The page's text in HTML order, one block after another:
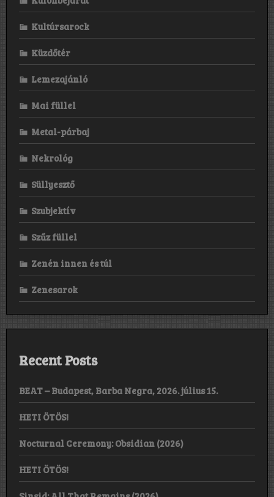
Kultúrsarock
Küzdőtér
Lemezajánló
Mai füllel
Metal-párbaj
Nekrológ
Süllyesztő
Szubjektív
Szűz füllel
Zenén innen és túl
Zenesarok
Recent Posts
BEAT – Budapest, Barba Negra, 2026. július 15.
HETI ÖTÖS!
Nocturnal Ceremony: Obsidian (2026)
HETI ÖTÖS!